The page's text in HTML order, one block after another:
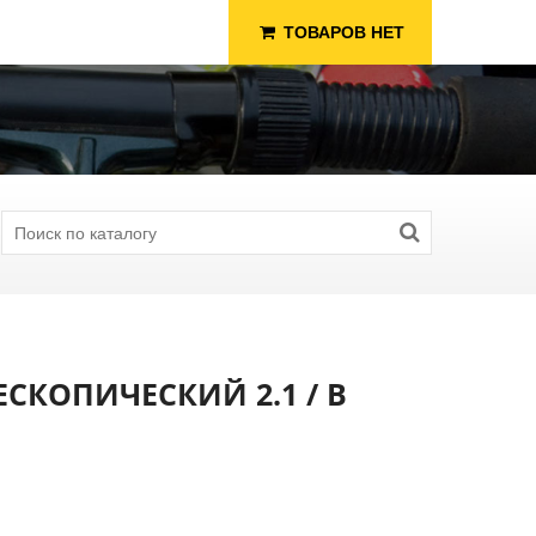
ТОВАРОВ НЕТ
Рыбалки
2.1 / В